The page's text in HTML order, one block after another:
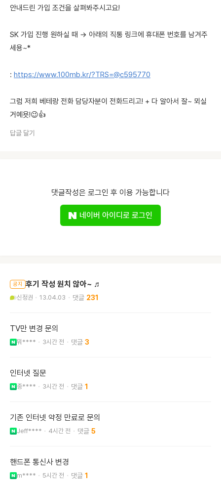
안내드린 가입 조건을 살펴봐주시고요!
SK 가입 진행 원하실 때 → 아래의 직통 링크에 휴대폰 번호를 남겨주
세용~*
: https://www.100mb.kr/?TRS=@c595770
그럼 저희 베테랑 전화 담당자분이 전화드리고! + 다 알아서 잘~ 뫼실
거예욧!😉👍
답글 달기
댓글작성은 로그인 후 이용 가능합니다
네이버 아이디로 로그인
공지 후기 작성 원치 않아~ ♬
신정권 13.04.03 231
TV만 변경 문의
뭐**** 3시간 전 3
인터넷 질문
종**** 3시간 전 1
기존 인터넷 약정 만료로 문의
Jeff**** 4시간 전 5
핸드폰 통신사 변경
m**** 5시간 전 1